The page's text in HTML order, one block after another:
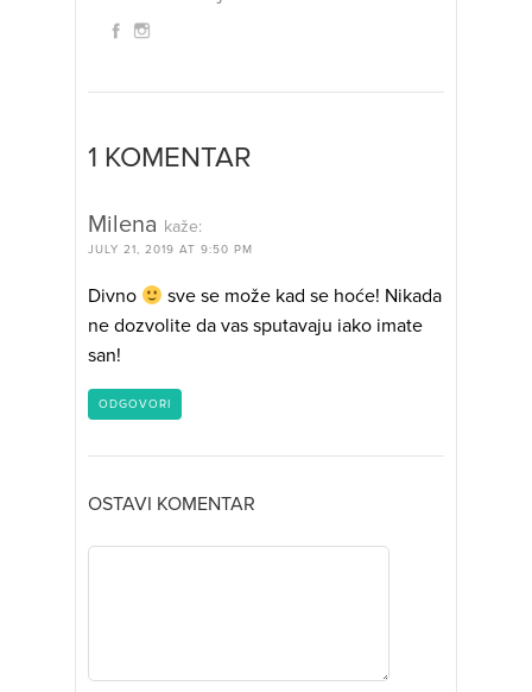
1 KOMENTAR
Milena kaže:
JULY 21, 2019 AT 9:50 PM
Divno
sve se može kad se hoće! Nikada
ne dozvolite da vas sputavaju iako imate
san!
ODGOVORI
OSTAVI KOMENTAR